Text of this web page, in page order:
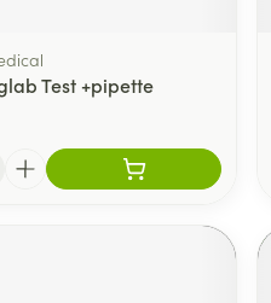
Test +pipette